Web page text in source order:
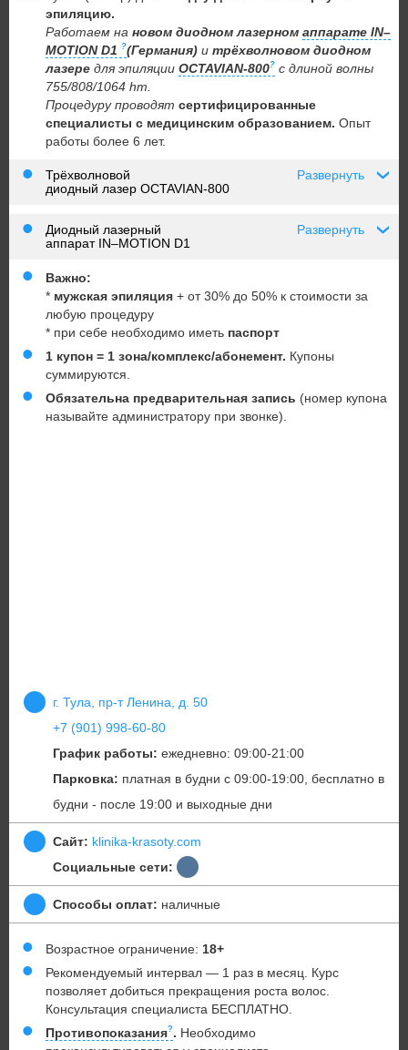
эпиляцию.
Работаем на новом диодном лазерном аппарате IN–
MOTION D1
(Германия) и трёхволновом диодном
лазере для эпиляции OCTAVIAN-800
с длиной волны
755/808/1064 hm.
Процедуру проводят сертифицированные
специалисты с медицинским образованием. Опыт
работы более 6 лет.
›
Развернуть
Трёхволновой
диодный лазер OCTAVIAN-800
›
Развернуть
Диодный лазерный
аппарат IN–MOTION D1
Важно:
* мужская эпиляция + от 30% до 50% к стоимости за
любую процедуру
* при себе необходимо иметь паспорт
1 купон = 1 зона/комплекс/абонемент. Купоны
суммируются.
Обязательна предварительная запись (номер купона
называйте администратору при звонке).
г. Тула, пр-т Ленина, д. 50
+7 (901) 998-60-80
График работы: ежедневно: 09:00-21:00
Парковка: платная в будни с 09:00-19:00, бесплатно в
будни - после 19:00 и выходные дни
Сайт: klinika-krasoty.com
Социальные сети:
Способы оплат: наличные
Возрастное ограничение: 18+
Рекомендуемый интервал — 1 раз в месяц. Курс
позволяет добиться прекращения роста волос.
Консультация специалиста БЕСПЛАТНО.
Противопоказания . Необходимо